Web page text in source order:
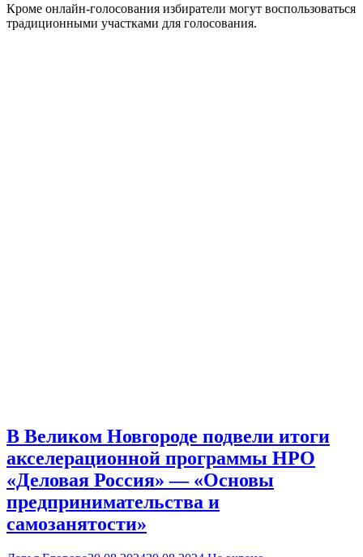
Кроме онлайн-голосования избиратели могут воспользоваться
традиционными участками для голосования.
В Великом Новгороде подвели итоги
акселерационной программы НРО
«Деловая Россия» — «Основы
предпринимательства и
самозанятости»